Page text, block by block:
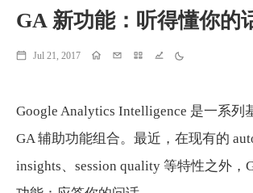
GA 新功能：听得懂你的
Jul 21, 2017 Home Email ProjectsRunning
Google Analytics Intelligence 是一系列
GA 辅助功能组合。最近，在现有的
insights、session quality 等特性之外，